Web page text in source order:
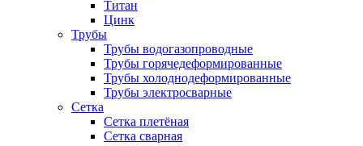
Титан
Цинк
Трубы
Трубы водогазопроводные
Трубы горячедеформированные
Трубы холоднодеформированные
Трубы электросварные
Сетка
Сетка плетёная
Сетка сварная